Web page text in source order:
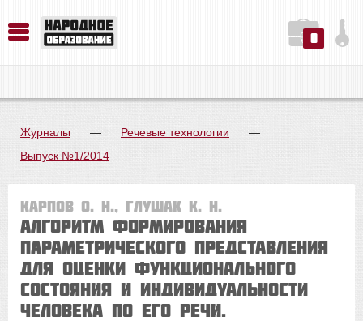
0
Журналы — Речевые технологии
—
Выпуск №1/2014
Карпов О. Н., Глушак К. Н.
Алгоритм формирования
параметрического представления
для оценки функционального
состояния и индивидуальности
человека по его речи.